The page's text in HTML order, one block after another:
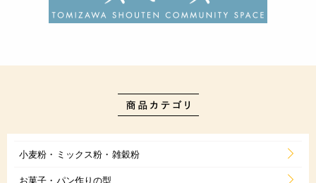
小麦粉・ミックス粉・雑穀粉
お菓子・パン作りの型